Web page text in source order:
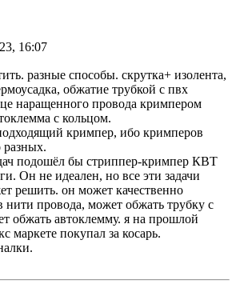
16:07
разные способы. скрутка+ изолента,
обжатие трубкой с пвх
наращенного провода кримпером
с кольцом.
кримпер, ибо кримперов
разных.
подошёл бы стриппер-кримпер КВТ
Он не идеален, но все эти задачи
решить. он может качественно
нити провода, может обжать трубку с
обжать автоклемму. я на прошлой
маркете покупал за косарь.